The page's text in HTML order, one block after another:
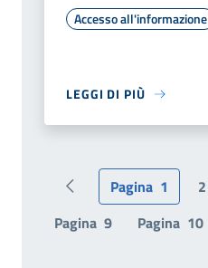
Accesso all'informazione
LEGGI DI PIÙ
Pagina precedente
Pagina 1 2
Pagina 9 Pagina 10